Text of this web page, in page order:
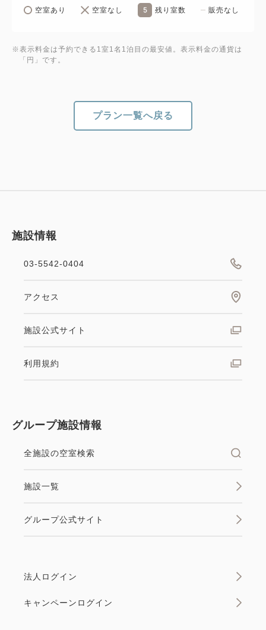
空室あり 空室なし 5 残り室数 販売なし
※表示料金は予約できる1室1名1泊目の最安値。表示料金の通貨は
「円」です。
プラン一覧へ戻る
施設情報
03-5542-0404
アクセス
施設公式サイト
利用規約
グループ施設情報
全施設の空室検索
施設一覧
グループ公式サイト
法人ログイン
キャンペーンログイン